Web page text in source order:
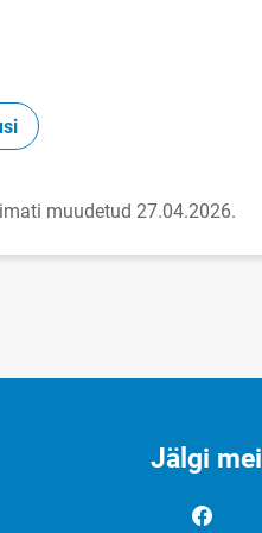
muudetud 27.04.2026.
Jälgi